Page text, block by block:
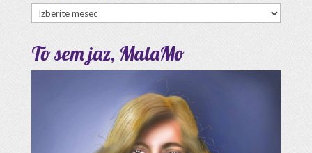
Arhiv
To sem jaz, MalaMo